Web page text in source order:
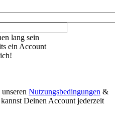
lang sein
ein Account
Nutzungsbedingungen &
Deinen Account jederzeit